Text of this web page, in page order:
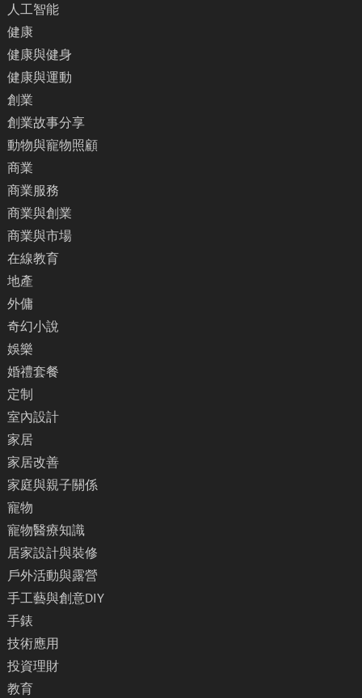
人工智能
健康
健康與健身
健康與運動
創業
創業故事分享
動物與寵物照顧
商業
商業服務
商業與創業
商業與市場
在線教育
地產
外傭
奇幻小說
娛樂
婚禮套餐
定制
室內設計
家居
家居改善
家庭與親子關係
寵物
寵物醫療知識
居家設計與裝修
戶外活動與露營
手工藝與創意DIY
手錶
技術應用
投資理財
教育